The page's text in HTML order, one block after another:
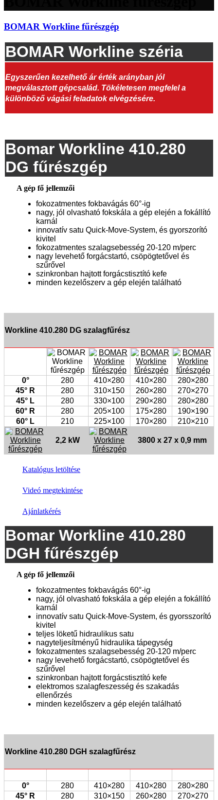
BOMAR Workline fűrészgép
BOMAR Workline széria
Egyszerűen kezelhető ár érték arányban jól
megválasztott gépcsalád. Tökéletesen megfelel a
különböző vágási feladatok elvégzésére.
Bomar Workline 410.280
DG fűrészgép
A gép fő jellemzői
fokozatmentes fokbavágás 60°-ig
nagy, jól olvasható fokskála a gép elején a fokállító
karnál
innovatív satu Quick-Move-System, és gyorszorító
kivitel
fokozatmentes szalagsebesség 20-120 m/perc
nagy levehető forgácstartó, csöpögtetővel és
szűrővel
szinkronban hajtott forgácstisztító kefe
minden kezelőszerv a gép elején található
Workline 410.280 DG szalagfűrész
0° 280 410×280 410×280
280×280
45° R
280 310×150 260×280
270×270
45° L
280 330×100 290×280
280×280
60° R
280 205×100 175×280
190×190
60° L
210 225×100 170×280 210×210
2,2 kW 3800 x 27 x 0,9 mm
Katalógus letöltése
Videó megtekintése
Ajánlatkérés
Bomar Workline 410.280
DGH fűrészgép
A gép fő jellemzői
fokozatmentes fokbavágás 60°-ig
nagy, jól olvasható fokskála a gép elején a fokállító
karnál
innovatív satu Quick-Move-System, és gyorsszorító
kivitel
teljes löketű hidraulikus satu
nagyteljesítményű hidraulika tápegység
fokozatmentes szalagsebesség 20-120 m/perc
nagy levehető forgácstartó, csöpögtetővel és
szűrővel
szinkronban hajtott forgácstisztító kefe
elektromos szalagfeszesség és szakadás
ellenőrzés
minden kezelőszerv a gép elején található
Workline 410.280 DGH szalagfűrész
0° 280 410×280 410×280
280×280
45° R
280 310×150 260×280 270×270